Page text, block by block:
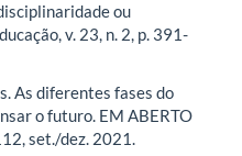
ou
v. 23, n. 2, p. 391-
As diferentes fases do
o futuro. EM ABERTO
set./dez. 2021.